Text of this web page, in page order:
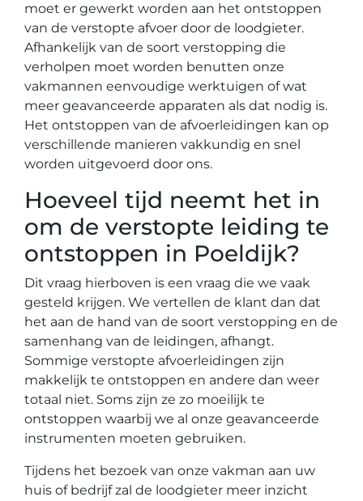
moet er gewerkt worden aan het ontstoppen
van de verstopte afvoer door de loodgieter.
Afhankelijk van de soort verstopping die
verholpen moet worden benutten onze
vakmannen eenvoudige werktuigen of wat
meer geavanceerde apparaten als dat nodig is.
Het ontstoppen van de afvoerleidingen kan op
verschillende manieren vakkundig en snel
worden uitgevoerd door ons.
Hoeveel tijd neemt het in
om de verstopte leiding te
ontstoppen in Poeldijk?
Dit vraag hierboven is een vraag die we vaak
gesteld krijgen. We vertellen de klant dan dat
het aan de hand van de soort verstopping en de
samenhang van de leidingen, afhangt.
Sommige verstopte afvoerleidingen zijn
makkelijk te ontstoppen en andere dan weer
totaal niet. Soms zijn ze zo moeilijk te
ontstoppen waarbij we al onze geavanceerde
instrumenten moeten gebruiken.
Tijdens het bezoek van onze vakman aan uw
huis of bedrijf zal de loodgieter meer inzicht